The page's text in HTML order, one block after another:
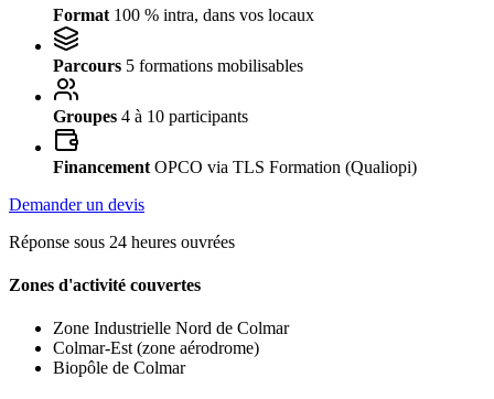
Format 100 % intra, dans vos locaux
Parcours 5 formations mobilisables
Groupes 4 à 10 participants
Financement OPCO via TLS Formation (Qualiopi)
Demander un devis
Réponse sous 24 heures ouvrées
Zones d'activité couvertes
Zone Industrielle Nord de Colmar
Colmar-Est (zone aérodrome)
Biopôle de Colmar